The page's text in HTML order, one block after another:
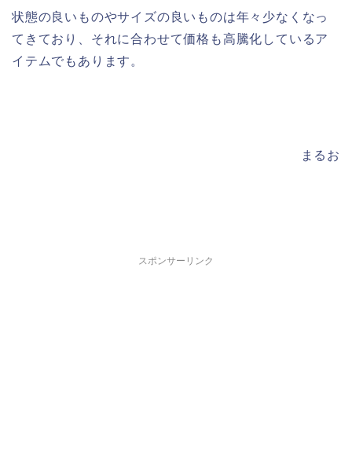
状態の良いものやサイズの良いものは年々少なくなっ
てきており、それに合わせて価格も高騰化しているア
イテムでもあります。
まるお
スポンサーリンク